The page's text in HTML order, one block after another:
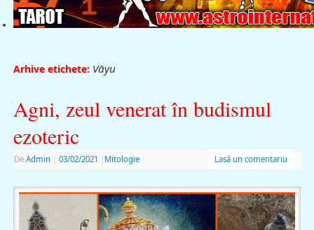
Arhive etichete: Vāyu
Agni, zeul venerat în budismul
ezoteric
De Admin 03/02/2021 Mitologie Lasă un comentariu